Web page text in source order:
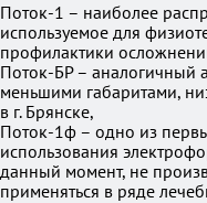
Поток-1 – наиболее
используемое для
профилактики
Поток-БР – аналогичный
меньшими габаритами,
в г. Брянске,
Поток-1ф – одно из
использования
данный момент, не
применяться в ряде